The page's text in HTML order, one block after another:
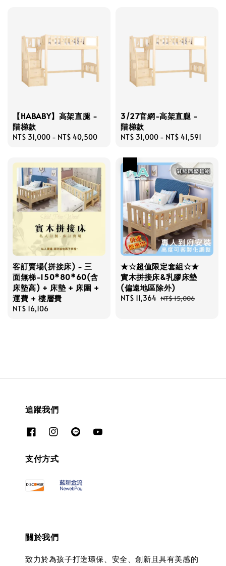
【HABABY】高架直腿 -
階梯款
Regular
NT$ 31,000 - NT$ 40,500
3/27官網-高架直腿 -
階梯款
Regular
NT$ 31,000 - NT$ 41,591
客訂賣場(拼接床) - 三
面無梯-150*80*60(含
床墊高) + 床墊 + 床圍 +
運費 + 樓層費
Regular
NT$ 16,106
★☆超值限定套組☆★
實木拼接床&乳膠床墊
(偏遠地區除外)
Sale
NT$ 11,364 Regular
NT$ 15,006
追蹤我們
支付方式
關於我們
致力於為孩子打造環保、安全、創新且具有美感的